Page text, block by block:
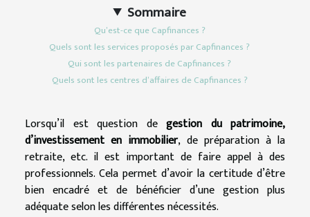
Sommaire
Qu’est-ce que Capfinances ?
Quels sont les services proposés par Capfinances ?
Qui sont les partenaires de Capfinances ?
Quels sont les centres d’affaires de Capfinances ?
Lorsqu’il est question de gestion du patrimoine,
d’investissement en immobilier, de préparation à la
retraite, etc. il est important de faire appel à des
professionnels. Cela permet d’avoir la certitude d’être
bien encadré et de bénéficier d’une gestion plus
adéquate selon les différentes nécessités.